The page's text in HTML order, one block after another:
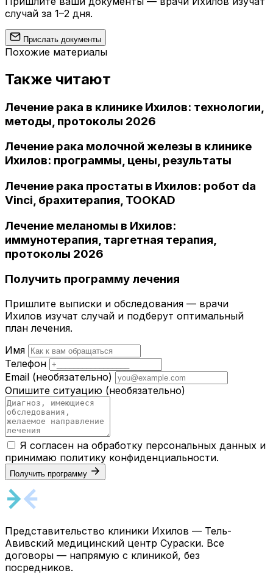
случай за 1–2 дня.
Прислать документы
Похожие материалы
Также читают
Лечение рака в клинике Ихилов: технологии,
методы, протоколы 2026
Лечение рака молочной железы в клинике
Ихилов: программы, цены, результаты
Лечение рака простаты в Ихилов: робот da
Vinci, брахитерапия, TOOKAD
Лечение меланомы в Ихилов:
иммунотерапия, таргетная терапия,
протоколы 2026
Получить программу лечения
Пришлите выписки и обследования — врачи
Ихилов изучат случай и подберут оптимальный
план лечения.
Имя
Телефон
Email (необязательно)
Опишите ситуацию (необязательно)
Я согласен на обработку персональных данных и
принимаю политику конфиденциальности.
Получить программу
Представительство клиники Ихилов — Тель-
Авивский медицинский центр Сураски. Все
договоры — напрямую с клиникой, без
посредников.